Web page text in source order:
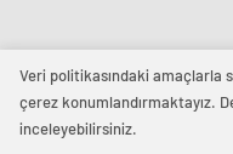
Veri politikasındaki amaçlarla
çerez konumlandırmaktayız.
inceleyebilirsiniz.